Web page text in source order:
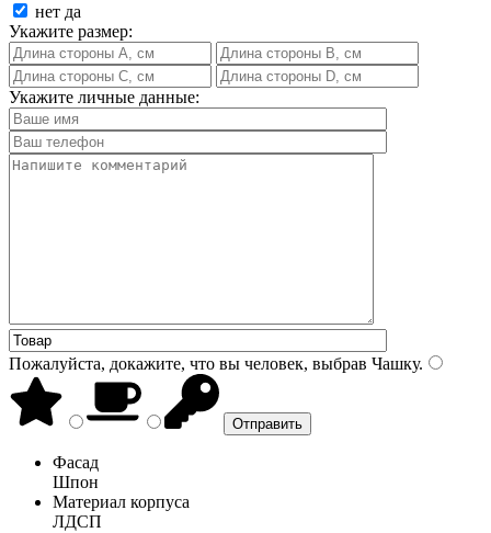
нет да
Укажите размер:
Укажите личные данные:
Пожалуйста, докажите, что вы человек, выбрав Чашку.
Фасад
Шпон
Материал корпуса
ЛДСП